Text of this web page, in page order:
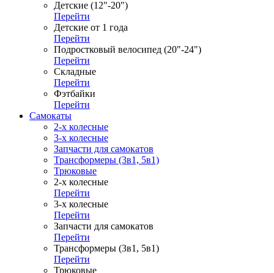
Детские (12"-20")
Перейти
Детские от 1 года
Перейти
Подростковый велосипед (20"-24")
Перейти
Складные
Перейти
Фэтбайки
Перейти
Самокаты
2-х колесные
3-х колесные
Запчасти для самокатов
Трансформеры (3в1, 5в1)
Трюковые
2-х колесные
Перейти
3-х колесные
Перейти
Запчасти для самокатов
Перейти
Трансформеры (3в1, 5в1)
Перейти
Трюковые